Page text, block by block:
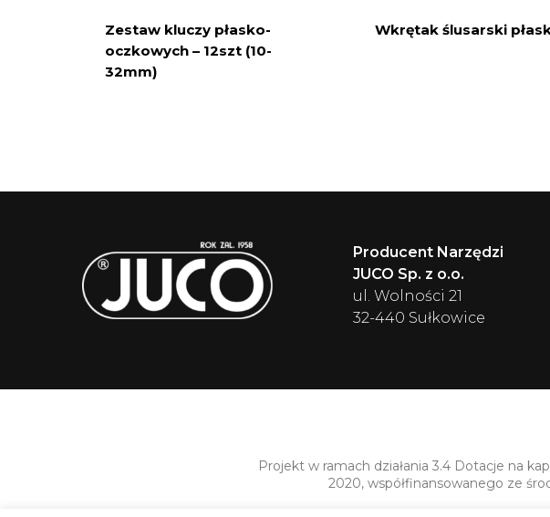
Zestaw kluczy płasko-
oczkowych – 12szt (10-
32mm)
Wkrętak ślusarski
Producent Narzędzi
JUCO Sp. z o.o.
ul. Wolności 21
32-440 Sułkowice
Projekt w ramach działania 3.4 Dotacje na
2020, współfinansowanego ze